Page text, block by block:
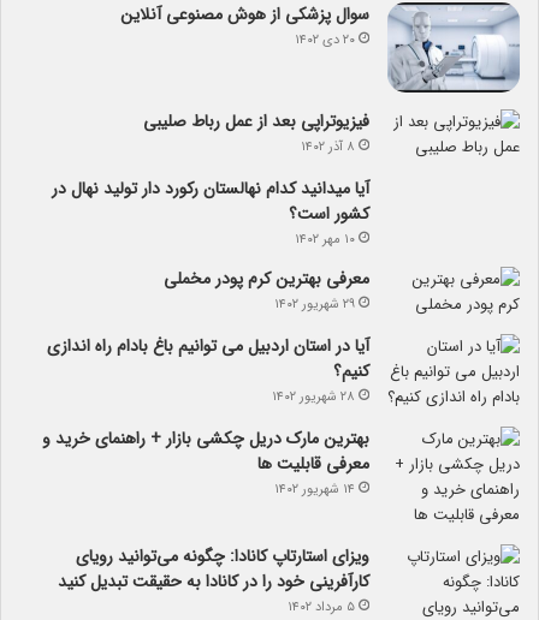
سوال پزشکی از هوش مصنوعی آنلاین
۲۰ دی ۱۴۰۲
فیزیوتراپی بعد از عمل رباط صلیبی
۸ آذر ۱۴۰۲
آیا می­دانید کدام نهالستان رکورد دار تولید نهال­ در
کشور است؟
۱۰ مهر ۱۴۰۲
معرفی بهترین کرم پودر مخملی
۲۹ شهریور ۱۴۰۲
آیا در استان اردبیل می توانیم باغ بادام راه اندازی
کنیم؟
۲۸ شهریور ۱۴۰۲
بهترین مارک دریل چکشی بازار + راهنمای خرید و
معرفی قابلیت ها
۱۴ شهریور ۱۴۰۲
ویزای استارتاپ کانادا: چگونه می‌توانید رویای
کارآفرینی خود را در کانادا به حقیقت تبدیل کنید
۵ مرداد ۱۴۰۲